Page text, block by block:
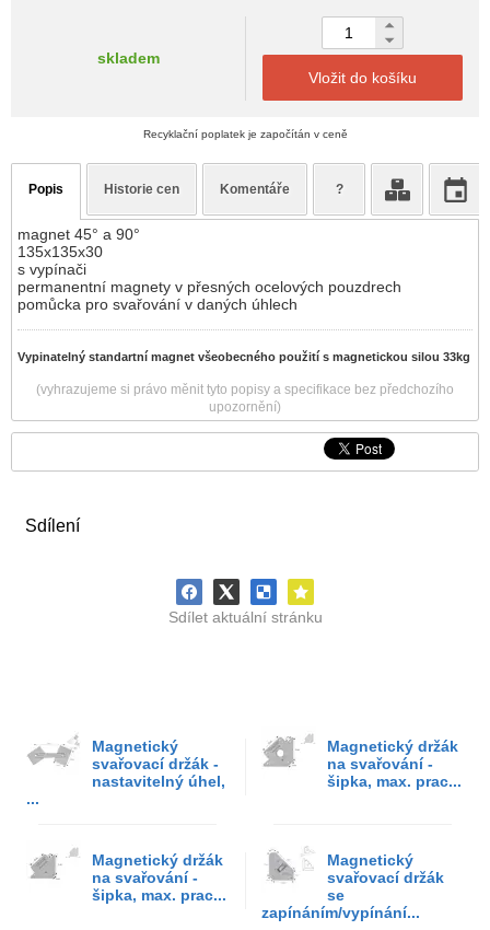
Sdílení
Sdílet aktuální stránku
Magnetický
svařovací držák -
nastavitelný úhel,
...
Magnetický držák
na svařování -
šipka, max. prac...
Magnetický držák
na svařování -
šipka, max. prac...
Magnetický
svařovací držák
se
zapínáním/vypínání...
skladem
Vložit do košíku
Recyklační poplatek je započítán v ceně
Popis Historie cen Komentáře ?
magnet 45° a 90°
135x135x30
s vypínači
permanentní magnety v přesných ocelových pouzdrech
pomůcka pro svařování v daných úhlech
Vypinatelný standartní magnet všeobecného použití s magnetickou silou 33kg
(vyhrazujeme si právo měnit tyto popisy a specifikace bez předchozího
upozornění)